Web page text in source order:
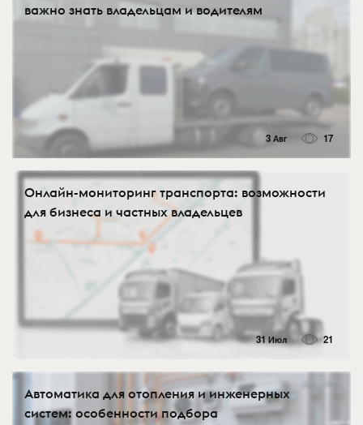
важно знать владельцам и водителям
3 Авг 17
Онлайн-мониторинг транспорта: возможности
для бизнеса и частных владельцев
31 Июл 21
Автоматика для отопления и инженерных
систем: особенности подбора